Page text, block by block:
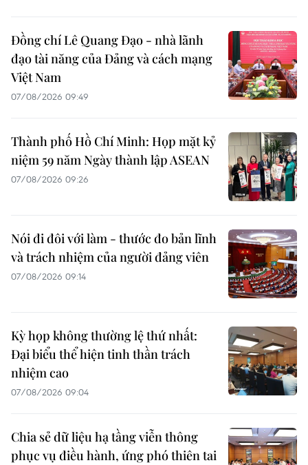
Đồng chí Lê Quang Đạo - nhà lãnh
đạo tài năng của Đảng và cách mạng
Việt Nam
07/08/2026 09:49
Thành phố Hồ Chí Minh: Họp mặt kỷ
niệm 59 năm Ngày thành lập ASEAN
07/08/2026 09:26
Nói đi đôi với làm - thước đo bản lĩnh
và trách nhiệm của người đảng viên
07/08/2026 09:14
Kỳ họp không thường lệ thứ nhất:
Đại biểu thể hiện tinh thần trách
nhiệm cao
07/08/2026 09:04
Chia sẻ dữ liệu hạ tầng viễn thông
phục vụ điều hành, ứng phó thiên tai